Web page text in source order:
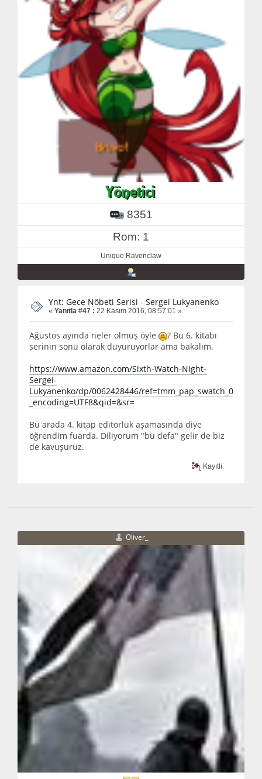
8351
Rom: 1
Unique Ravenclaw
Ynt: Gece Nöbeti Serisi - Sergei Lukyanenko
« Yanıtla #47 : 22 Kasım 2016, 08:57:01 »
Ağustos ayında neler olmuş öyle
? Bu 6. kitabı
serinin sonu olarak duyuruyorlar ama bakalım.
https://www.amazon.com/Sixth-Watch-Night-
Sergei-
Lukyanenko/dp/0062428446/ref=tmm_pap_swatch_0?
_encoding=UTF8&qid=&sr=
Bu arada 4. kitap editörlük aşamasında diye
öğrendim fuarda. Diliyorum "bu defa" gelir de biz
de kavuşuruz.
Kayıtlı
Oliver_